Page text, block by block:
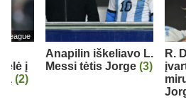
League
į
(2)
Anapilin iškeliavo L.
Messi tėtis Jorge (3)
R.